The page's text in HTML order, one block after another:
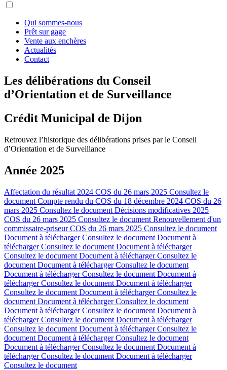
Qui sommes-nous
Prêt sur gage
Vente aux enchères
Actualités
Contact
Les délibérations du Conseil
d’Orientation et de Surveillance
Crédit Municipal de Dijon
Retrouvez l’historique des délibérations prises par le Conseil
d’Orientation et de Surveillance
Année 2025
Affectation du résultat 2024 COS du 26 mars 2025 Consultez le
document Compte rendu du COS du 18 décembre 2024 COS du 26
mars 2025 Consultez le document Décisions modificatives 2025
COS du 26 mars 2025 Consultez le document Renouvellement d'un
commissaire-priseur COS du 26 mars 2025 Consultez le document
Document à télécharger Consultez le document Document à
télécharger Consultez le document Document à télécharger
Consultez le document Document à télécharger Consultez le
document Document à télécharger Consultez le document
Document à télécharger Consultez le document Document à
télécharger Consultez le document Document à télécharger
Consultez le document Document à télécharger Consultez le
document Document à télécharger Consultez le document
Document à télécharger Consultez le document Document à
télécharger Consultez le document Document à télécharger
Consultez le document Document à télécharger Consultez le
document Document à télécharger Consultez le document
Document à télécharger Consultez le document Document à
télécharger Consultez le document Document à télécharger
Consultez le document